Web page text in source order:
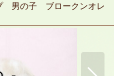
男の子 ブロークンオレ